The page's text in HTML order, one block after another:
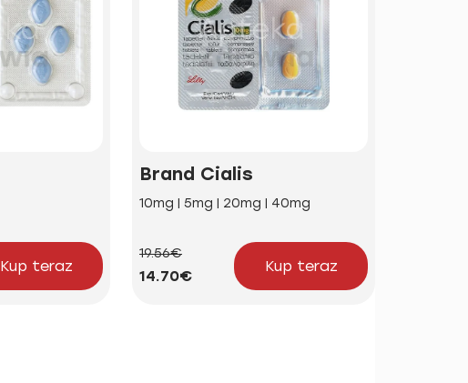
Kup teraz
Brand Cialis
10mg | 5mg | 20mg | 40mg
19.56€
14.70€
Kup teraz